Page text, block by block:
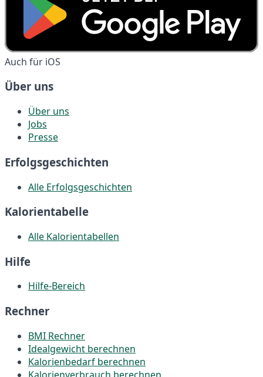
Auch für iOS
Über uns
Über uns
Jobs
Presse
Erfolgsgeschichten
Alle Erfolgsgeschichten
Kalorientabelle
Alle Kalorientabellen
Hilfe
Hilfe-Bereich
Rechner
BMI Rechner
Idealgewicht berechnen
Kalorienbedarf berechnen